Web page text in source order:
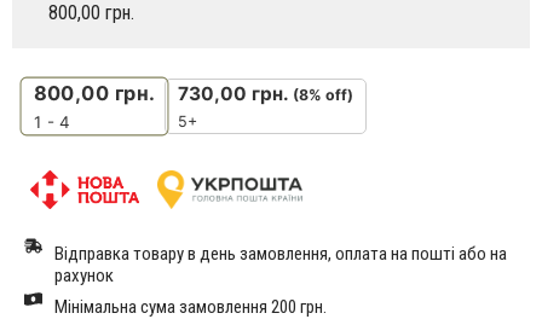
800,00 грн.
800,00 грн.
1 - 4
730,00 грн. (8% off)
5+
Відправка товару в день замовлення, оплата на пошті або на
рахунок
Мінімальна сума замовлення 200 грн.